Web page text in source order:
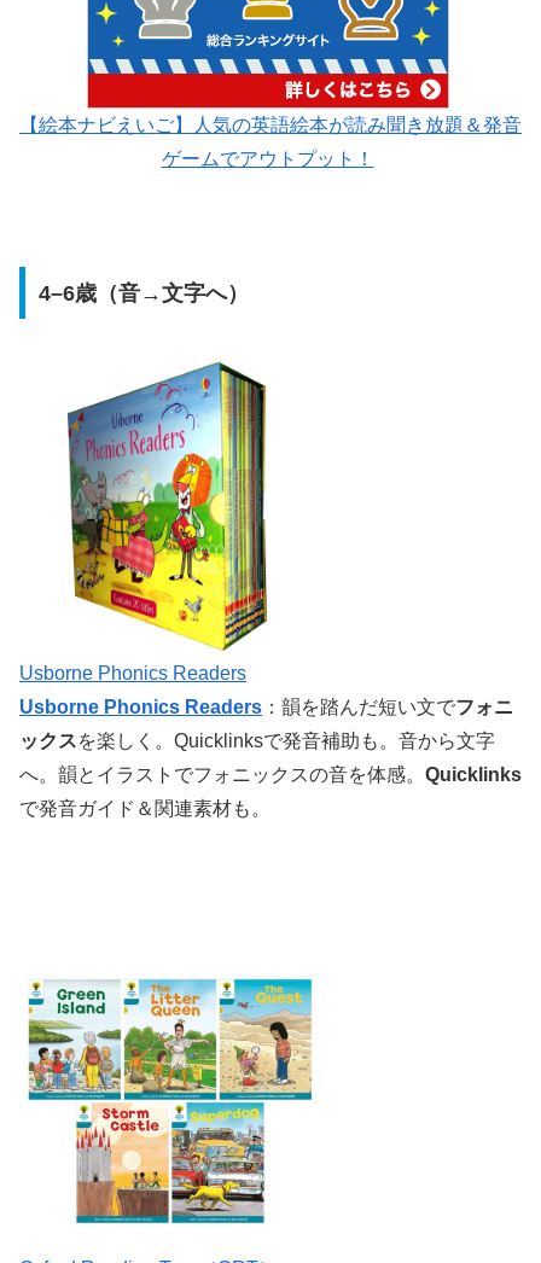
【絵本ナビえいご】人気の英語絵本が読み聞き放題＆発音
ゲームでアウトプット！
4–6歳（音→文字へ）
Usborne Phonics Readers
Usborne Phonics Readers ：韻を踏んだ短い文でフォニ
ックスを楽しく。Quicklinksで発音補助も。音から文字
へ。韻とイラストでフォニックスの音を体感。 Quicklinks
で発音ガイド＆関連素材も。